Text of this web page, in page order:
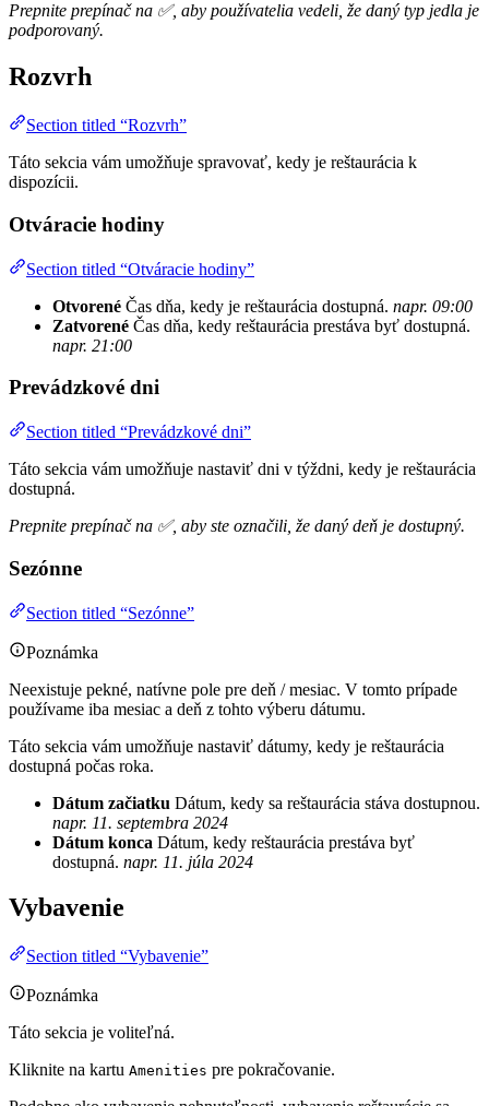
Prepnite prepínač na ✅, aby používatelia vedeli, že daný typ jedla je
podporovaný.
Rozvrh
Section titled “Rozvrh”
Táto sekcia vám umožňuje spravovať, kedy je reštaurácia k
dispozícii.
Otváracie hodiny
Section titled “Otváracie hodiny”
Otvorené Čas dňa, kedy je reštaurácia dostupná. napr. 09:00
Zatvorené Čas dňa, kedy reštaurácia prestáva byť dostupná.
napr. 21:00
Prevádzkové dni
Section titled “Prevádzkové dni”
Táto sekcia vám umožňuje nastaviť dni v týždni, kedy je reštaurácia
dostupná.
Prepnite prepínač na ✅, aby ste označili, že daný deň je dostupný.
Sezónne
Section titled “Sezónne”
Poznámka
Neexistuje pekné, natívne pole pre deň / mesiac. V tomto prípade
používame iba mesiac a deň z tohto výberu dátumu.
Táto sekcia vám umožňuje nastaviť dátumy, kedy je reštaurácia
dostupná počas roka.
Dátum začiatku Dátum, kedy sa reštaurácia stáva dostupnou.
napr. 11. septembra 2024
Dátum konca Dátum, kedy reštaurácia prestáva byť
dostupná. napr. 11. júla 2024
Vybavenie
Section titled “Vybavenie”
Poznámka
Táto sekcia je voliteľná.
Kliknite na kartu Amenities pre pokračovanie.